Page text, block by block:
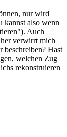
nur wird
kannst also wenn
Auch
verwirrt mich
beschreiben? Hast
welchen Zug
rekonstruieren